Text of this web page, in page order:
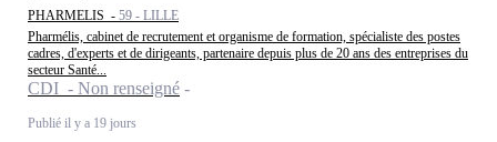
PHARMELIS - 59 - LILLE
Pharmélis, cabinet de recrutement et organisme de formation, spécialiste des postes
cadres, d'experts et de dirigeants, partenaire depuis plus de 20 ans des entreprises du
secteur Santé...
CDI - Non renseigné
Publié il y a 19 jours